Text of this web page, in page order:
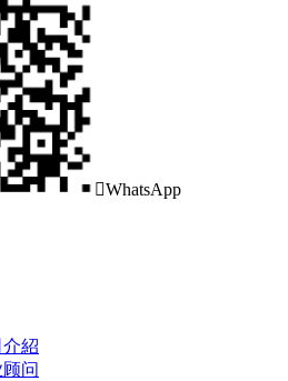
WhatsApp
紹
问